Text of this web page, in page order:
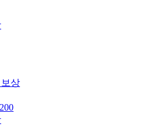
상